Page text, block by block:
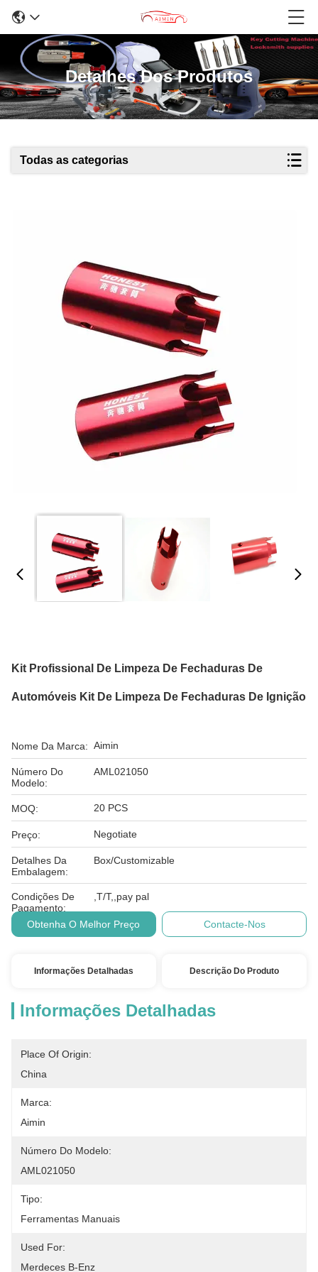
Detalhes Dos Produtos
Todas as categorias
Kit Profissional De Limpeza De Fechaduras De
Automóveis Kit De Limpeza De Fechaduras De Ignição
Nome Da Marca: Aimin
Número Do
Modelo:
AML021050
MOQ: 20 PCS
Preço: Negotiate
Detalhes Da
Embalagem:
Box/Customizable
Condições De
Pagamento:
,T/T,,pay pal
Obtenha O Melhor Preço Contacte-Nos
Informações Detalhadas Descrição Do Produto
Informações Detalhadas
Place Of Origin:
China
Marca:
Aimin
Número Do Modelo:
AML021050
Tipo:
Ferramentas Manuais
Used For:
Merdeces B-Enz